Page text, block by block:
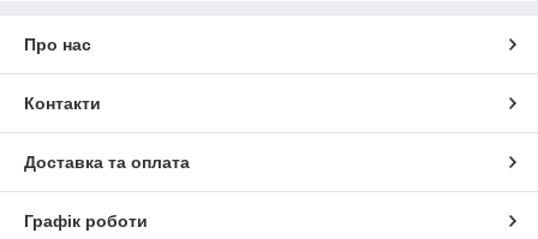
Про нас
Контакти
Доставка та оплата
Графік роботи